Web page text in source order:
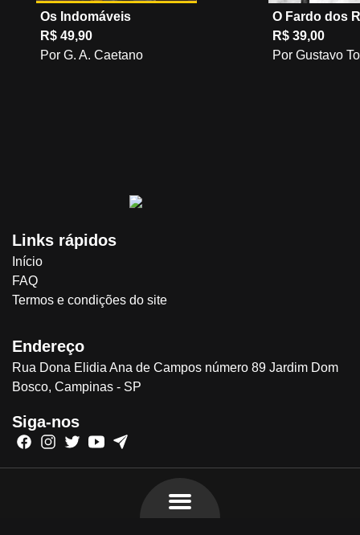
Os Indomáveis
R$ 49,90
Por G. A. Caetano
O Fardo dos
R$ 39,00
Por Gustavo
Links rápidos
Início
FAQ
Termos e condições do site
Endereço
Rua Dona Elidia Ana de Campos número 89 Jardim Dom
Bosco, Campinas - SP
Siga-nos